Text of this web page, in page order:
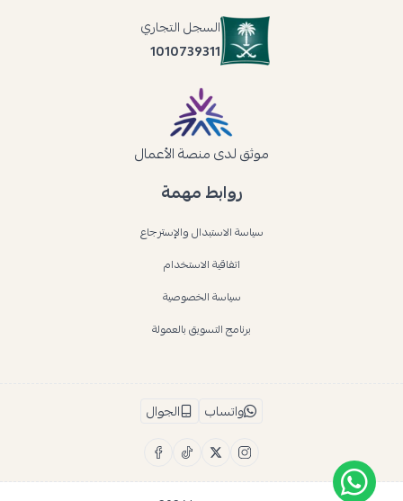
روابط مهمة
سياسة الاستبدال والإسترجاع
اتفاقية الاستخدام
سياسة الخصوصية
برنامج التسويق بالعمولة
السجل التجاري
1010739311
موثق لدى منصة الأعمال
واتساب الجوال